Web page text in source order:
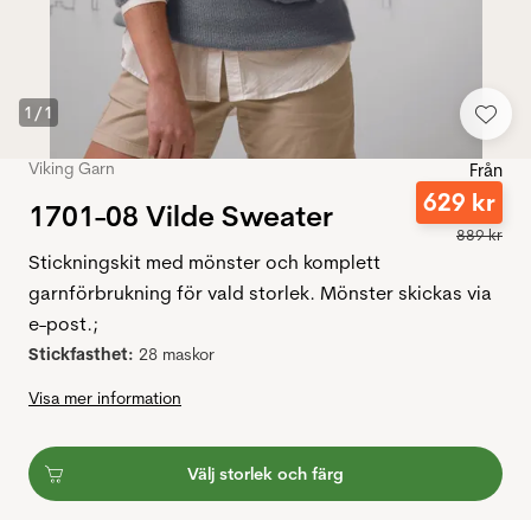
1 /1
Viking Garn
1701-08 Vilde Sweater
Från
629 kr
889kr
Stickningskit med mönster och komplett
garnförbrukning för vald storlek. Mönster skickas via
e-post.;
Stickfasthet: 28 maskor
Visa mer information
Välj storlek och färg